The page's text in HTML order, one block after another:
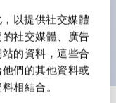
以提供社交媒體
社交媒體、廣告
的資料，這些合
們的其他資料或
相結合。
端子面